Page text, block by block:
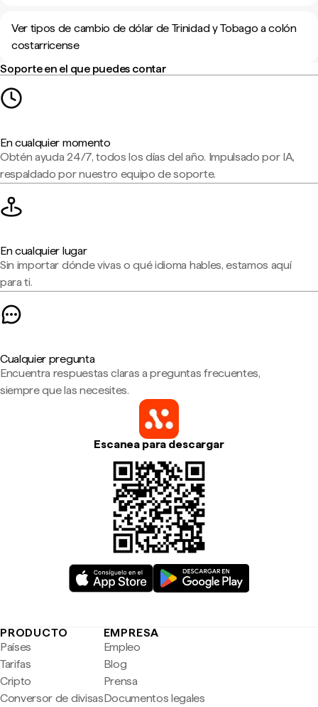
Ver tipos de cambio de dólar de Trinidad y Tobago a colón
costarricense
Soporte en el que puedes contar
En cualquier momento
Obtén ayuda 24/7, todos los días del año. Impulsado por IA,
respaldado por nuestro equipo de soporte.
En cualquier lugar
Sin importar dónde vivas o qué idioma hables, estamos aquí
para ti.
Cualquier pregunta
Encuentra respuestas claras a preguntas frecuentes,
siempre que las necesites.
Escanea para descargar
PRODUCTO
Países
Tarifas
Cripto
Conversor de divisas
EMPRESA
Empleo
Blog
Prensa
Documentos legales